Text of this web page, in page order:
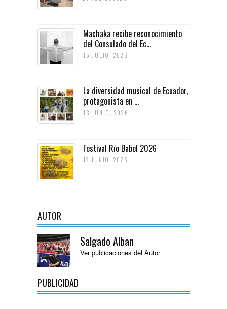
Machaka recibe reconocimiento
del Consulado del Ec...
15 JULIO, 2026
La diversidad musical de Ecuador,
protagonista en ...
13 JUNIO, 2026
Festival Río Babel 2026
12 JUNIO, 2026
AUTOR
Salgado Alban
Ver publicaciones del Autor
PUBLICIDAD